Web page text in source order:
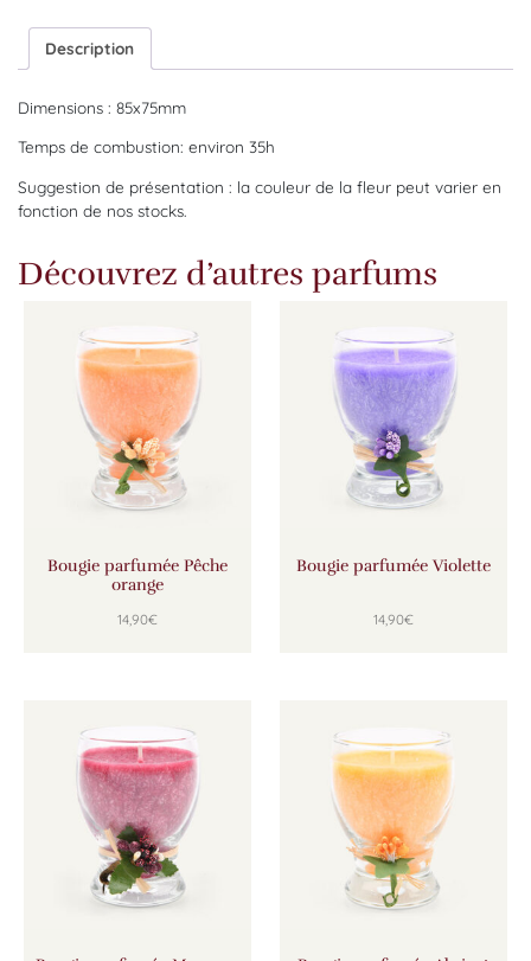
Description
Dimensions : 85x75mm
Temps de combustion: environ 35h
Suggestion de présentation : la couleur de la fleur peut varier en
fonction de nos stocks.
Découvrez d’autres parfums
Bougie parfumée Pêche
orange
14,90€
Bougie parfumée Violette
14,90€